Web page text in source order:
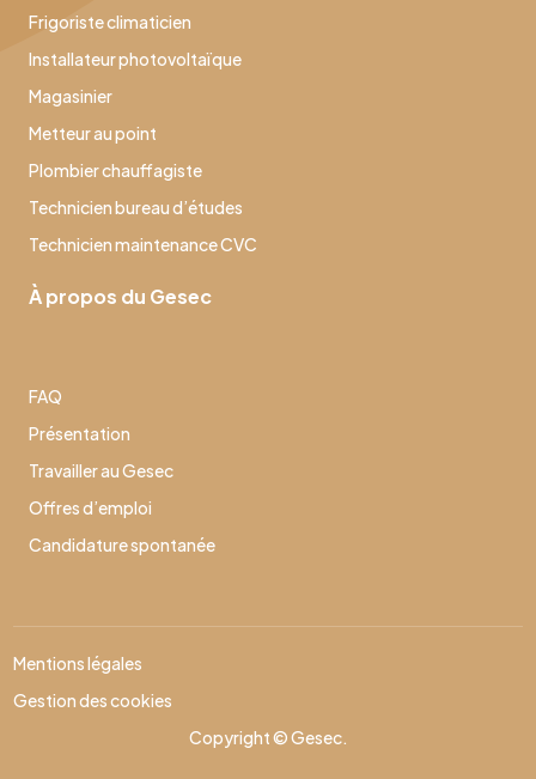
Frigoriste climaticien
Installateur photovoltaïque
Magasinier
Metteur au point
Plombier chauffagiste
Technicien bureau d’études
Technicien maintenance CVC
À propos du Gesec
FAQ
Présentation
Travailler au Gesec
Offres d’emploi
Candidature spontanée
Copyright © Gesec.
Mentions légales
Gestion des cookies